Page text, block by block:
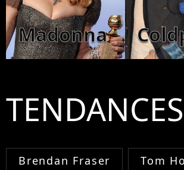
Madonna
TENDANCES
Brendan Fraser Tom